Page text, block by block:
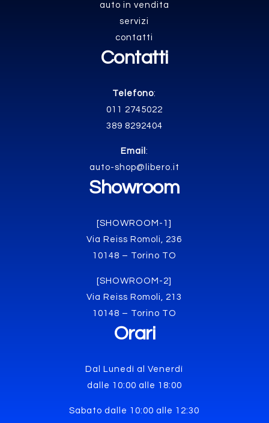
auto in vendita
servizi
contatti
Contatti
Telefono:
011 2745022
389 8292404
Email :
auto-shop@libero.it
Showroom
[SHOWROOM-1]
Via Reiss Romoli, 236
10148 – Torino TO
[SHOWROOM-2]
Via Reiss Romoli, 213
10148 – Torino TO
Orari
Dal Lunedì al Venerdì
dalle 10:00 alle 18:00
Sabato dalle 10:00 alle 12:30